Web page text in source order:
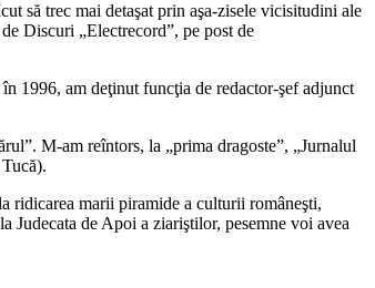
să trec mai detaşat prin aşa-zisele vicisitudini ale
Discuri „Electrecord”, pe post de
1996, am deţinut funcţia de redactor-şef adjunct
M-am reîntors, la „prima dragoste”, „Jurnalul
ridicarea marii piramide a culturii româneşti,
Judecata de Apoi a ziariştilor, pesemne voi avea